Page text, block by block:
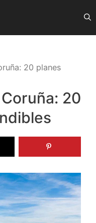
20 planes
20